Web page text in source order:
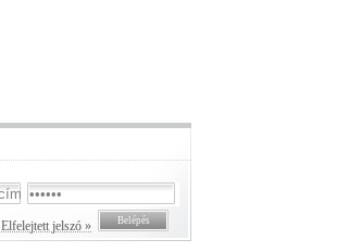
Elfelejtett jelszó »